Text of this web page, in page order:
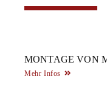
MONTAGE VON
Mehr Infos